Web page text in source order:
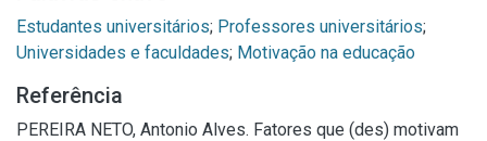
Estudantes universitários; Professores universitários;
Universidades e faculdades; Motivação na educação
Referência
PEREIRA NETO, Antonio Alves. Fatores que (des) motivam